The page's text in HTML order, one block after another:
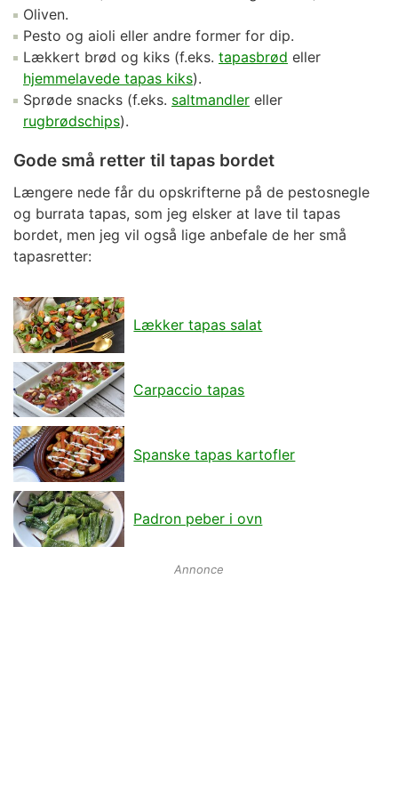
Oliven.
Pesto og aioli eller andre former for dip.
Lækkert brød og kiks (f.eks. tapasbrød eller
hjemmelavede tapas kiks).
Sprøde snacks (f.eks. saltmandler eller
rugbrødschips).
Gode små retter til tapas bordet
Længere nede får du opskrifterne på de pestosnegle
og burrata tapas, som jeg elsker at lave til tapas
bordet, men jeg vil også lige anbefale de her små
tapasretter:
Lækker tapas salat
Carpaccio tapas
Spanske tapas kartofler
Padron peber i ovn
Annonce